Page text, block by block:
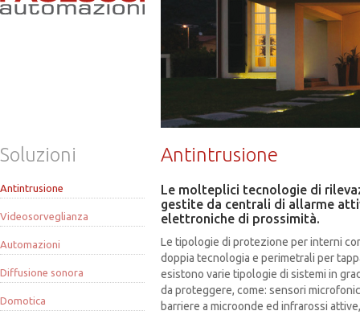
Soluzioni
Antintrusione
Videosorveglianza
Automazioni
Diffusione sonora
Domotica
Antintrusione
Le molteplici tecnologie di
gestite da centrali di allarme
elettroniche di prossimità.
Le tipologie di protezione per interni
doppia tecnologia e perimetrali per
esistono varie tipologie di sistemi in
da proteggere, come: sensori
barriere a microonde ed infrarossi